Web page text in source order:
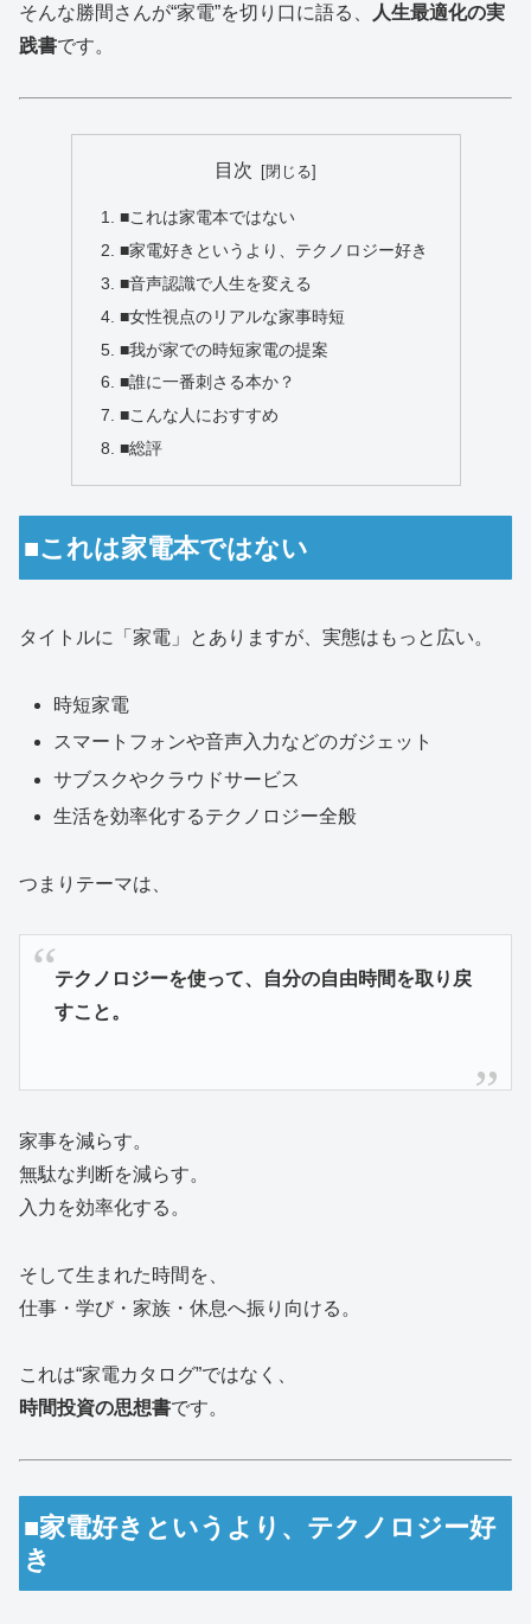
そんな勝間さんが“家電”を切り口に語る、
人生最適化の実
践書です。
目次
■これは家電本ではない
■家電好きというより、テクノロジー好き
■音声認識で人生を変える
■女性視点のリアルな家事時短
■我が家での時短家電の提案
■誰に一番刺さる本か？
■こんな人におすすめ
■総評
■これは家電本ではない
タイトルに「家電」とありますが、実態はもっと広い。
時短家電
スマートフォンや音声入力などのガジェット
サブスクやクラウドサービス
生活を効率化するテクノロジー全般
つまりテーマは、
テクノロジーを使って、自分の自由時間を取り戻
すこと。
家事を減らす。
無駄な判断を減らす。
入力を効率化する。
そして生まれた時間を、
仕事・学び・家族・休息へ振り向ける。
これは“家電カタログ”ではなく、
時間投資の思想書です。
■家電好きというより、テクノロジー好
き